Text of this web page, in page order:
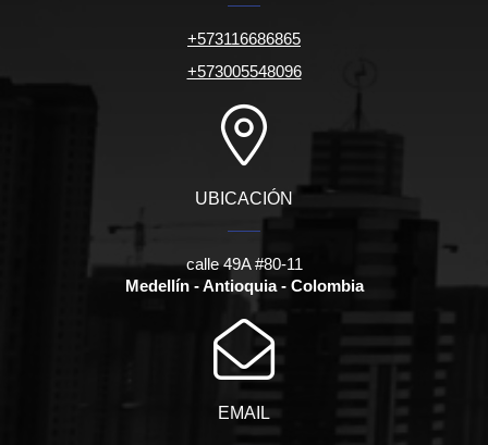
+573116686865
+573005548096
UBICACIÓN
calle 49A #80-11
Medellín - Antioquia - Colombia
EMAIL